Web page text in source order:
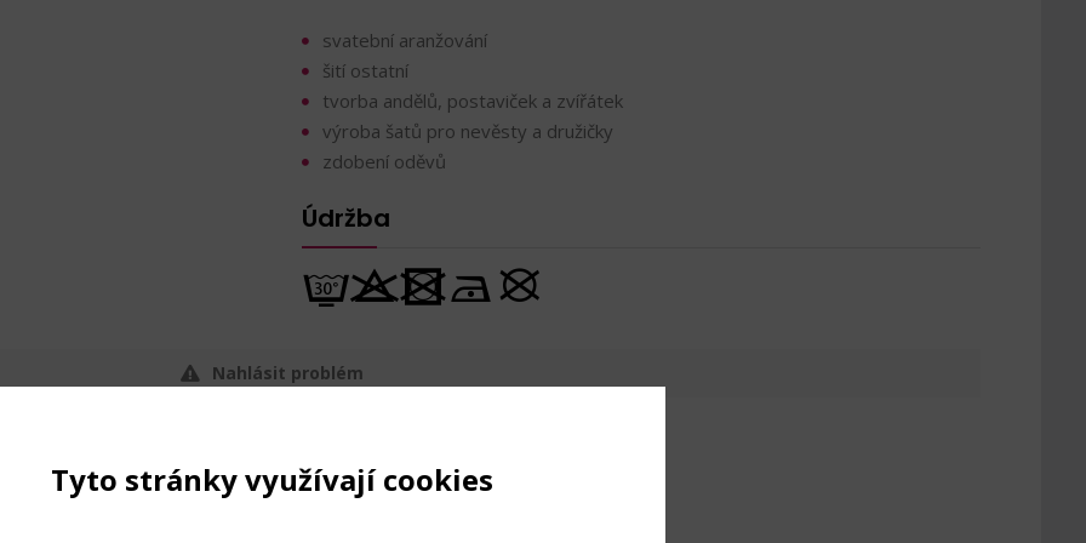
svatební aranžování
šití ostatní
tvorba andělů, postaviček a zvířátek
výroba šatů pro nevěsty a družičky
zdobení oděvů
Údržba
Nahlásit problém
Tyto stránky využívají cookies